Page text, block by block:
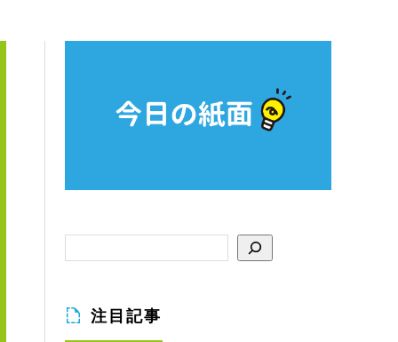
注目記事